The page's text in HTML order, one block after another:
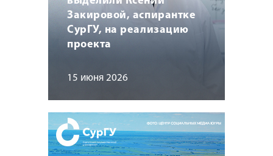
Закировой, аспирантке
СурГУ, на реализацию
проекта
15 июня 2026